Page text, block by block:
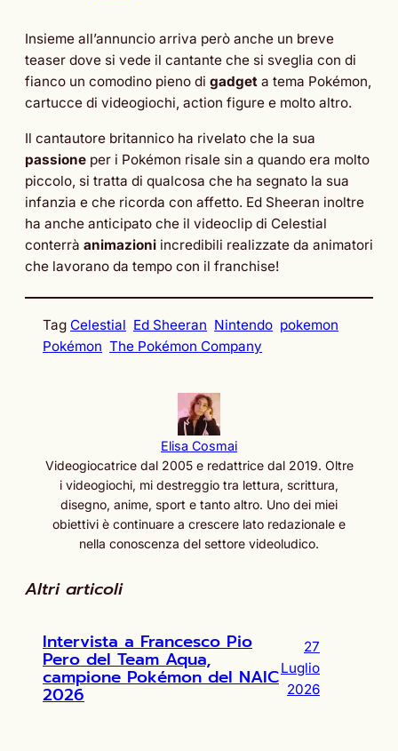
Insieme all’annuncio arriva però anche un breve
teaser dove si vede il cantante che si sveglia con di
fianco un comodino pieno di gadget a tema Pokémon,
cartucce di videogiochi, action figure e molto altro.
Il cantautore britannico ha rivelato che la sua
passione per i Pokémon risale sin a quando era molto
piccolo, si tratta di qualcosa che ha segnato la sua
infanzia e che ricorda con affetto. Ed Sheeran inoltre
ha anche anticipato che il videoclip di Celestial
conterrà animazioni incredibili realizzate da animatori
che lavorano da tempo con il franchise!
Tag Celestial Ed Sheeran Nintendo pokemon
Pokémon The Pokémon Company
Elisa Cosmai
Videogiocatrice dal 2005 e redattrice dal 2019. Oltre
i videogiochi, mi destreggio tra lettura, scrittura,
disegno, anime, sport e tanto altro. Uno dei miei
obiettivi è continuare a crescere lato redazionale e
nella conoscenza del settore videoludico.
Altri articoli
Intervista a Francesco Pio
Pero del Team Aqua,
campione Pokémon del NAIC
2026
27
Luglio
2026